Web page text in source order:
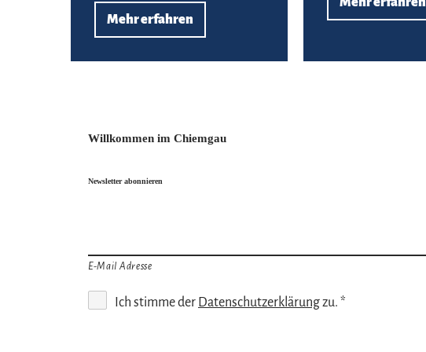
Mehr erfahren
Willkommen im Chiemgau
Newsletter abonnieren
E-Mail Adresse
Ich stimme der Datenschutzerklärungzu. *